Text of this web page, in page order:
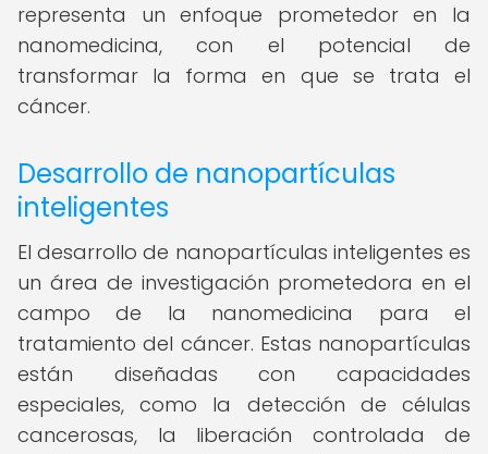
representa un enfoque prometedor en la
nanomedicina, con el potencial de
transformar la forma en que se trata el
cáncer.
Desarrollo de nanopartículas
inteligentes
El desarrollo de nanopartículas inteligentes es
un área de investigación prometedora en el
campo de la nanomedicina para el
tratamiento del cáncer. Estas nanopartículas
están diseñadas con capacidades
especiales, como la detección de células
cancerosas, la liberación controlada de